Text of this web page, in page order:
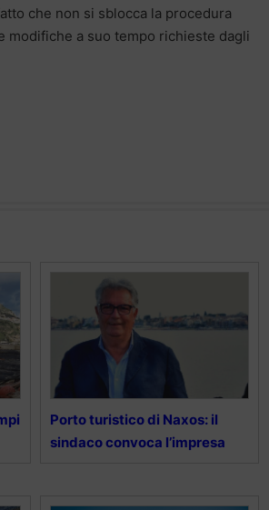
che non si sblocca la procedura
modifiche a suo tempo richieste dagli
Porto turistico di Naxos: il
sindaco convoca l’impresa